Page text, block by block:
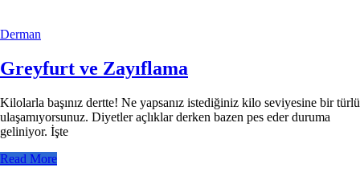
Derman
Greyfurt ve Zayıflama
Kilolarla başınız dertte! Ne yapsanız istediğiniz kilo seviyesine bir türlü
ulaşamıyorsunuz. Diyetler açlıklar derken bazen pes eder duruma
geliniyor. İşte
Read More